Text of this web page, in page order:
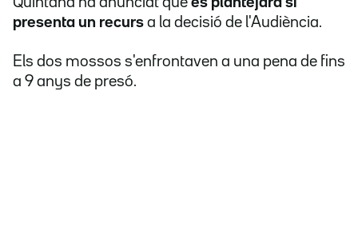
presenta un recurs a la decisió de l'Audiència.
Els dos mossos s'enfrontaven a una pena de fins
a 9 anys de presó.